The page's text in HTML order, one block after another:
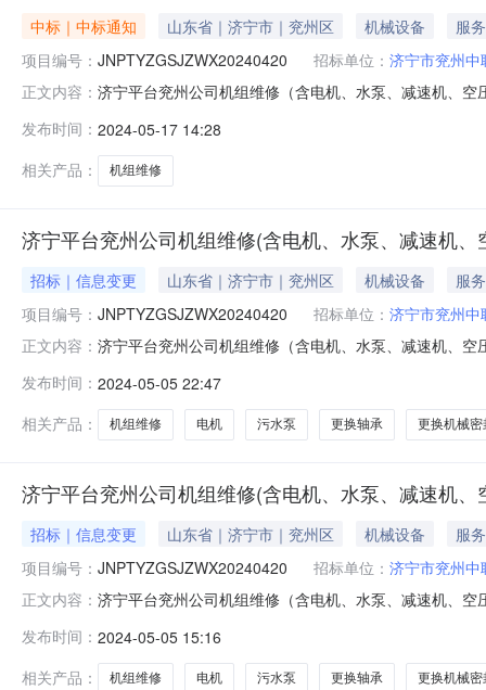
中标｜中标通知 山东省｜济宁市｜兖州区 机械设备
服务
项目编号： JNPTYZGSJZWX20240420 招标单位： 济宁市兖州
正文内容： 济宁平台兖州公司机组维修（含电机、水泵、减速机、
速机维修保养设备安装维修资质2、有近两年内承接水泵
对本项目的检验合格
发布时间： 2024-05-17 14:28
相关产品：
机组维修
济宁平台兖州公司机组维修(含电机、水泵、减速机
招标｜信息变更 山东省｜济宁市｜兖州区 机械设备
服务
项目编号： JNPTYZGSJZWX20240420 招标单位： 济宁市兖州
正文内容： 济宁平台兖州公司机组维修（含电机、水泵、减速机、
线包125W台6更换轴承（哈尔滨）23124CC/C3W33套
发布时间： 2024-05-05 22:47
相关产品：
机组维修 电机 污水泵 更换轴承 更换机械密
济宁平台兖州公司机组维修(含电机、水泵、减速机、
招标｜信息变更 山东省｜济宁市｜兖州区 机械设备
服务
项目编号： JNPTYZGSJZWX20240420 招标单位： 济宁市兖州
正文内容： 济宁平台兖州公司机组维修（含电机、水泵、减速机、
机、滚筒、减速机维修保养设备安装维修资质2、有近两
需方生产部门对本项目
发布时间： 2024-05-05 15:16
相关产品：
机组维修 电机 污水泵 更换轴承 更换机械密